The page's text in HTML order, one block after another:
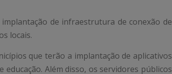
de infraestrutura de conexão de
locais.
que terão a implantação de aplicativos
Além disso, os servidores públicos